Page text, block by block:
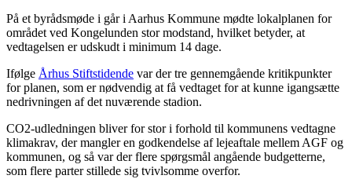
På et byrådsmøde i går i Aarhus Kommune mødte lokalplanen for
området ved Kongelunden stor modstand, hvilket betyder, at
vedtagelsen er udskudt i minimum 14 dage.
Ifølge Århus Stiftstidende var der tre gennemgående kritikpunkter
for planen, som er nødvendig at få vedtaget for at kunne igangsætte
nedrivningen af det nuværende stadion.
CO2-udledningen bliver for stor i forhold til kommunens vedtagne
klimakrav, der mangler en godkendelse af lejeaftale mellem AGF og
kommunen, og så var der flere spørgsmål angående budgetterne,
som flere parter stillede sig tvivlsomme overfor.